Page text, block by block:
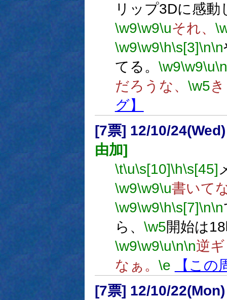
リップ3Dに感
\w9\w9\uそれ、
\w9\w9\h\s[3]\n\n
てる。 \w9\w9\u\n
だろうな、 \w5
グ】
[7票] 12/10/
由加]
\t\u\s[10]\h\s[45]
\w9\w9\u書いて
\w9\w9\h\s[7]\n\n
ら、 \w5開始は
\w9\w9\u\n\n逆
なぁ。 \e
【この
[7票] 12/10/